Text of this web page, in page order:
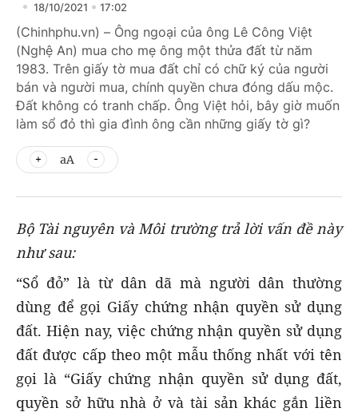
18/10/2021 17:02
(Chinhphu.vn) – Ông ngoại của ông Lê Công Việt
(Nghệ An) mua cho mẹ ông một thửa đất từ năm
1983. Trên giấy tờ mua đất chỉ có chữ ký của người
bán và người mua, chính quyền chưa đóng dấu mộc.
Đất không có tranh chấp. Ông Việt hỏi, bây giờ muốn
làm sổ đỏ thì gia đình ông cần những giấy tờ gì?
aA
Bộ Tài nguyên và Môi trường trả lời vấn đề này
như sau:
“Sổ đỏ” là từ dân dã mà người dân thường
dùng để gọi Giấy chứng nhận quyền sử dụng
đất. Hiện nay, việc chứng nhận quyền sử dụng
đất được cấp theo một mẫu thống nhất với tên
gọi là “Giấy chứng nhận quyền sử dụng đất,
quyền sở hữu nhà ở và tài sản khác gắn liền